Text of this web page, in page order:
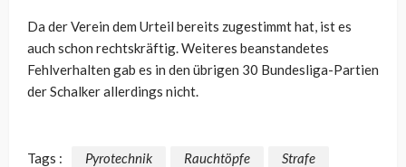
Da der Verein dem Urteil bereits zugestimmt hat, ist es
auch schon rechtskräftig. Weiteres beanstandetes
Fehlverhalten gab es in den übrigen 30 Bundesliga-Partien
der Schalker allerdings nicht.
Tags : Pyrotechnik Rauchtöpfe Strafe